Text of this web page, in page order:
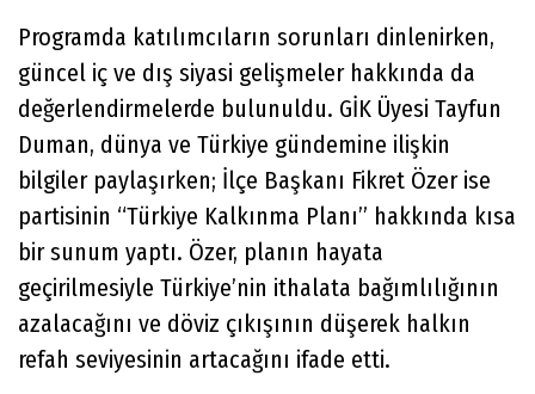
Programda katılımcıların sorunları dinlenirken,
güncel iç ve dış siyasi gelişmeler hakkında da
değerlendirmelerde bulunuldu. GİK Üyesi Tayfun
Duman, dünya ve Türkiye gündemine ilişkin
bilgiler paylaşırken; İlçe Başkanı Fikret Özer ise
partisinin “Türkiye Kalkınma Planı” hakkında kısa
bir sunum yaptı. Özer, planın hayata
geçirilmesiyle Türkiye’nin ithalata bağımlılığının
azalacağını ve döviz çıkışının düşerek halkın
refah seviyesinin artacağını ifade etti.